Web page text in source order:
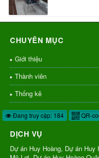
CHUYÊN MỤC
Giới thiệu
Thành viên
Thống kê
Đang truy cập: 184 QR-
DỊCH VỤ
Dự án Huy Hoàng, Dự án Huy